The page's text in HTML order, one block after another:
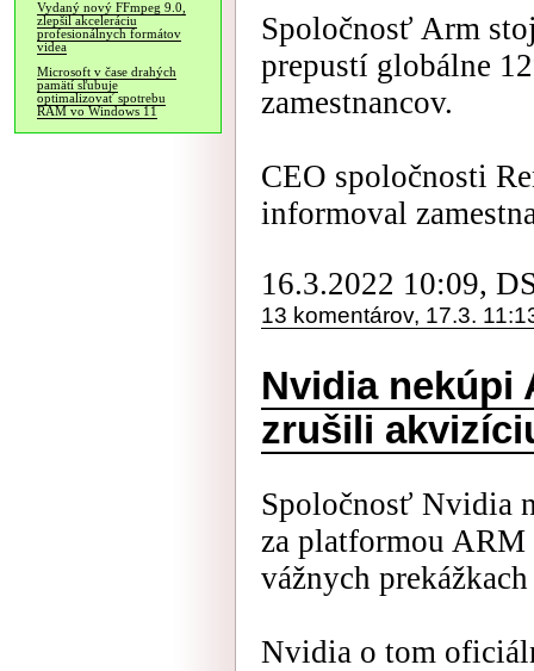
Vydaný nový FFmpeg 9.0,
zlepšil akceleráciu
profesionálnych formátov
videa
Microsoft v čase drahých
pamätí sľubuje
optimalizovať spotrebu
RAM vo Windows 11
Spoločnosť Arm
prepustí globálne
zamestnancov.
CEO spoločnosti
informoval
16.3.2022 10:09,
13 komentárov, 17.3.
Nvidia nekúpi
zrušili
Spoločnosť Nvidia
za platformou ARM
vážnych
Nvidia o tom